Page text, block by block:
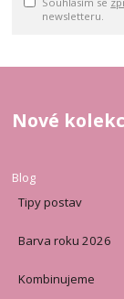
newsletteru.
Nové
Blog
Tipy postav
Barva roku 2026
Kombinujeme